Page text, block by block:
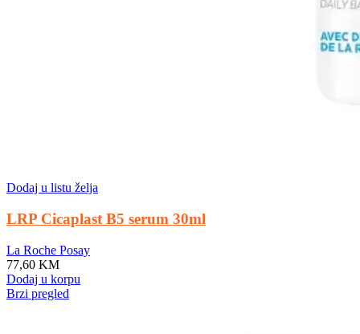
Dodaj u listu želja
LRP Cicaplast B5 serum 30ml
La Roche Posay
77,60 KM
Dodaj u korpu
Brzi pregled